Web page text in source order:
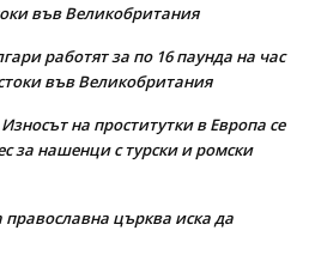
във Великобритания
работят за по 16 паунда на час
във Великобритания
Износът на проститутки в Европа се
за нашенци с турски и ромски
православна църква иска да